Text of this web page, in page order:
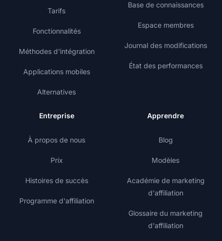
Tarifs
Fonctionnalités
Méthodes d'intégration
Applications mobiles
Alternatives
Base de connaissances
Espace membres
Journal des modifications
État des performances
Entreprise
À propos de nous
Prix
Histoires de succès
Programme d'affiliation
Apprendre
Blog
Modèles
Académie de marketing
d'affiliation
Glossaire du marketing
d'affiliation